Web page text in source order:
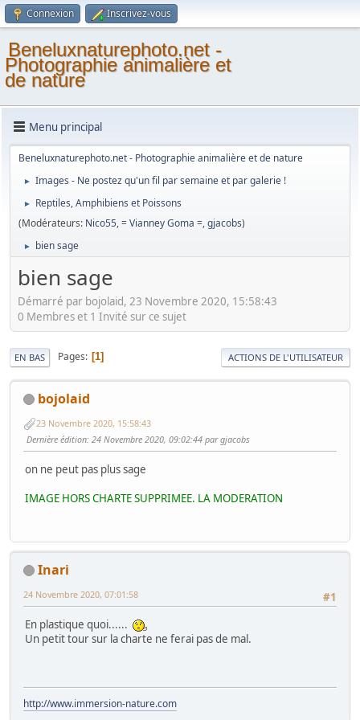
Connexion Inscrivez-vous
Beneluxnaturephoto.net -
Photographie animalière et
de nature
Menu principal
Beneluxnaturephoto.net - Photographie animalière et de nature
► Images - Ne postez qu'un fil par semaine et par galerie !
►
Reptiles, Amphibiens et Poissons
(Modérateurs: Nico55,= Vianney Goma =,gjacobs)
► bien sage
bien sage
Démarré par bojolaid, 23 Novembre 2020, 15:58:43
0 Membres et 1 Invité sur ce sujet
EN BAS Pages 1 ACTIONS DE L'UTILISATEUR
bojolaid
23 Novembre 2020, 15:58:43
Dernière édition: 24 Novembre 2020, 09:02:44 par gjacobs
on ne peut pas plus sage
IMAGE HORS CHARTE SUPPRIMEE. LA MODERATION
Inari
#1
24 Novembre 2020, 07:01:58
En plastique quoi......
Un petit tour sur la charte ne ferai pas de mal.
http://www.immersion-nature.com